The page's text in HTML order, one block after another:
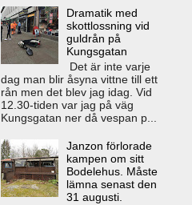
Dramatik med
skottlossning vid
guldrån på
Kungsgatan
Det är inte varje
dag man blir åsyna vittne till ett
rån men det blev jag idag. Vid
12.30-tiden var jag på väg
Kungsgatan ner då vespan p...
Janzon förlorade
kampen om sitt
Bodelehus. Måste
lämna senast den
31 augusti.